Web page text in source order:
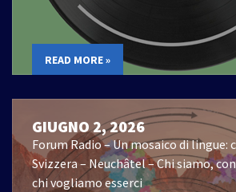
READ MORE »
GIUGNO 2, 2026
Forum Radio – Un mosaico di
Svizzera – Neuchâtel – Chi siamo,
chi vogliamo esserci